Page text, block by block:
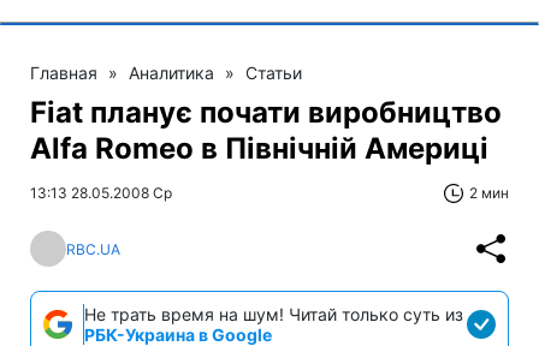
Главная » Аналитика » Статьи
Fiat планує почати виробництво
Alfa Romeo в Північній Америці
13:13 28.05.2008 Ср 2 мин
RBC.UA
Не трать время на шум! Читай только суть из
РБК-Украина в Google